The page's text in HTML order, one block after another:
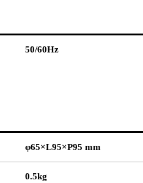
50/60Hz
φ65×L95×P95 mm
0.5kg